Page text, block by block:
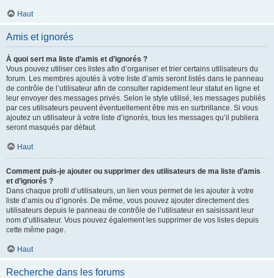
Haut
Amis et ignorés
À quoi sert ma liste d’amis et d’ignorés ?
Vous pouvez utiliser ces listes afin d’organiser et trier certains utilisateurs du
forum. Les membres ajoutés à votre liste d’amis seront listés dans le panneau
de contrôle de l’utilisateur afin de consulter rapidement leur statut en ligne et
leur envoyer des messages privés. Selon le style utilisé, les messages publiés
par ces utilisateurs peuvent éventuellement être mis en surbrillance. Si vous
ajoutez un utilisateur à votre liste d’ignorés, tous les messages qu’il publiera
seront masqués par défaut.
Haut
Comment puis-je ajouter ou supprimer des utilisateurs de ma liste d’amis
et d’ignorés ?
Dans chaque profil d’utilisateurs, un lien vous permet de les ajouter à votre
liste d’amis ou d’ignorés. De même, vous pouvez ajouter directement des
utilisateurs depuis le panneau de contrôle de l’utilisateur en saisissant leur
nom d’utilisateur. Vous pouvez également les supprimer de vos listes depuis
cette même page.
Haut
Recherche dans les forums